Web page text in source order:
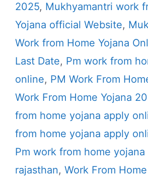
2025, Mukhyamantri work
Yojana official Website,
Work from Home Yojana
Last Date, Pm work from
online, PM Work From
Work From Home Yojana
from home yojana apply
from home yojana apply
Pm work from home
rajasthan, Work From